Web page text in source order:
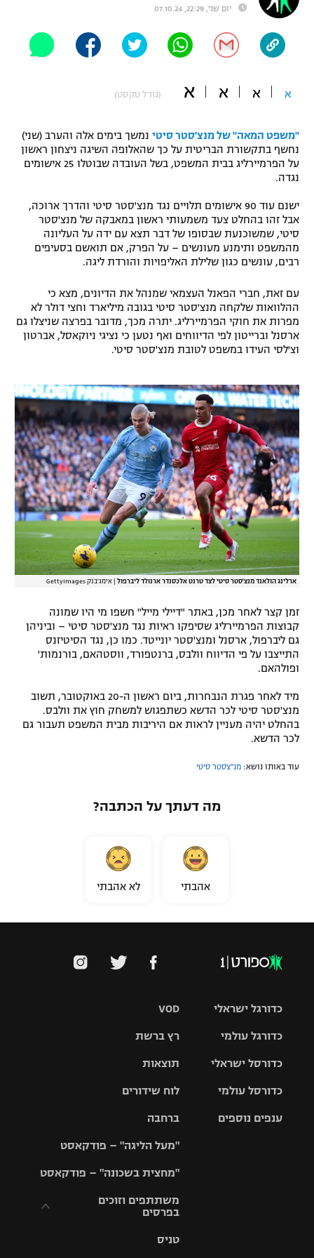
"מחצית בשכונה" – פודקאסט
תקנון עבור פעילות אלקטרה
תקנון עבור פעילות ספורט 1 – "מרלן"
גיימינג E-Sports
תנאי שימוש
מדיניות פרטיות
תקנון פעילות ספורט 1
רשיון להקרנה פומבית לבית עסק
לוח דרושים – ג'ובנט
תגיות
המגזין
כדורמים
פוטבול אמריקאי NFL
בייסבול MLB
אומנויות לחימה
גיימינג E-Sports
יום שני, 22:29, 07.10.24
א א א א (גודל טקסט)
"משפט המאה" של מנצ'סטר סיטי נמשך בימים אלה והערב (שני)
נחשף בתקשורת הבריטית על כך שהאלופה השיגה ניצחון ראשון
על הפרמיירליג בבית המשפט, בשל העובדה שבוטלו 25 אישומים
נגדה.
ישנם עוד 90 אישומים תלויים נגד מנצ'סטר סיטי והדרך ארוכה,
אבל זהו בהחלט צעד משמעותי ראשון במאבקה של מנצ'סטר
סיטי, שמשוכנעת שבסופו של דבר תצא עם ידה על העליונה
מהמשפט ותימנע מעונשים – על הפרק, אם תואשם בסעיפים
רבים, עונשים כגון שלילת האליפויות והורדת ליגה.
עם זאת, חברי הפאנל העצמאי שמנהל את הדיונים, מצא כי
ההלוואות שלקחה מנצ'סטר סיטי בגובה מיליארד וחצי דולר לא
מפרות את חוקי הפרמיירליג. יתרה מכך, מדובר בפרצה שניצלו גם
ארסנל וברייטון לפי הדיווחים ואף נטען כי נציגי ניוקאסל, אברטון
וצ'לסי העידו במשפט לטובת מנצ'סטר סיטי.
ארלינג הולאנד מנצ'סטר סיטי לצד טרנט אלכסנדר ארנולד ליברפול אימג'בנק GettyImages
זמן קצר לאחר מכן, באתר "דיילי מייל" חשפו מי היו שמונה
קבוצות הפרמיירליג שסיפקו ראיות נגד מנצ'סטר סיטי – וביניהן
גם ליברפול, ארסנל ומנצ'סטר יונייטד. כמו כן, נגד הסיטיזנס
התייצבו על פי הדיווח וולבס, ברנטפורד, ווסטהאם, בורנמות'
ופולהאם.
מיד לאחר פגרת הנבחרות, ביום ראשון ה-20 באוקטובר, תשוב
מנצ'סטר סיטי לכר הדשא כשתפגוש למשחק חוץ את וולבס.
בהחלט יהיה מעניין לראות אם היריבות מבית המשפט תעבור גם
לכר הדשא.
עוד באותו נושא: מנ''צסטר סיטי
מה דעתך על הכתבה?
אהבתי לא אהבתי
VOD
רץ ברשת
תוצאות
לוח שידורים
ברחבה
"מעל הליגה" – פודקאסט
"מחצית בשכונה" – פודקאסט
משתתפים וזוכים
בפרסים
טניס
כדורגל ישראלי
גביע הטוטו
כדורגל עולמי
האלופות
ליגה
כדורסל ישראלי
סל
כדורסל עולמי
ענפים נוספים